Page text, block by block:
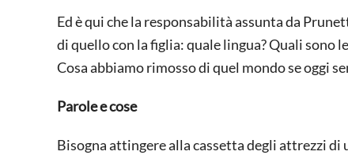
Ed è qui che la responsabilità assunta da
di quello con la figlia: quale lingua? Quali sono
Cosa abbiamo rimosso di quel mondo se oggi
Parole e cose
Bisogna attingere alla cassetta degli attrezzi